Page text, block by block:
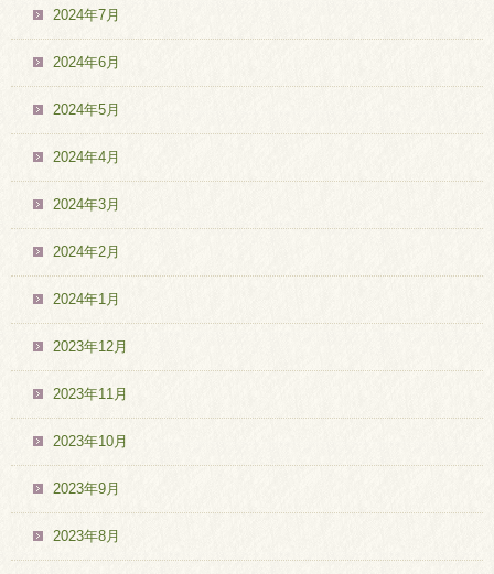
2024年7月
2024年6月
2024年5月
2024年4月
2024年3月
2024年2月
2024年1月
2023年12月
2023年11月
2023年10月
2023年9月
2023年8月